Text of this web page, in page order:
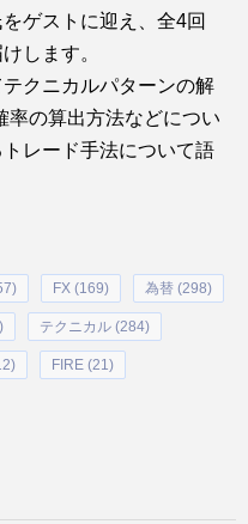
ゲストに迎え、全4回
します。
クニカルパターンの解
率の算出方法などについ
レード手法について語
FX (169) 為替 (298)
テクニカル (284)
FIRE (21)